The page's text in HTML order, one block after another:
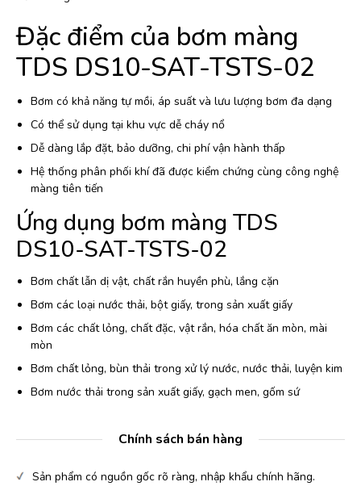
Đặc điểm của bơm màng
TDS DS10-SAT-TSTS-02
Bơm có khả năng tự mồi, áp suất và lưu lượng bơm đa dạng
Có thể sử dụng tại khu vực dễ cháy nổ
Dễ dàng lắp đặt, bảo dưỡng, chi phí vận hành thấp
Hệ thống phân phối khí đã được kiểm chứng cùng công nghệ
màng tiên tiến
Ứng dụng bơm màng TDS
DS10-SAT-TSTS-02
Bơm chất lẫn dị vật, chất rắn huyền phù, lắng cặn
Bơm các loại nước thải, bột giấy, trong sản xuất giấy
Bơm các chất lỏng, chất đặc, vật rắn, hóa chất ăn mòn, mài
mòn
Bơm chất lỏng, bùn thải trong xử lý nước, nước thải, luyện kim
Bơm nước thải trong sản xuất giấy, gạch men, gốm sứ
Chính sách bán hàng
Sản phẩm có nguồn gốc rõ ràng, nhập khẩu chính hãng.